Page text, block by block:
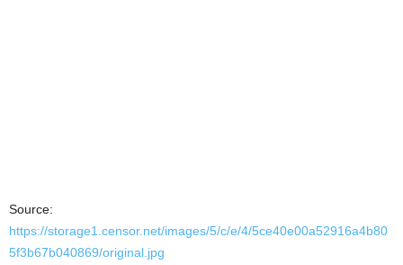
Source:
https://storage1.censor.net/images/5/c/e/4/5ce40e00a52916a4b80
5f3b67b040869/original.jpg